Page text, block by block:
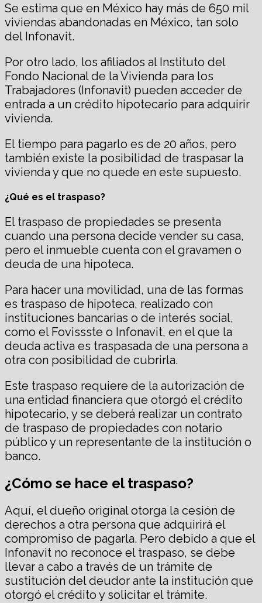
Se estima que en México hay más de 650 mil
viviendas abandonadas en México, tan solo
del Infonavit.
Por otro lado, los afiliados al Instituto del
Fondo Nacional de la Vivienda para los
Trabajadores (Infonavit) pueden acceder de
entrada a un crédito hipotecario para adquirir
vivienda.
El tiempo para pagarlo es de 20 años, pero
también existe la posibilidad de traspasar la
vivienda y que no quede en este supuesto.
¿Qué es el traspaso?
El traspaso de propiedades se presenta
cuando una persona decide vender su casa,
pero el inmueble cuenta con el gravamen o
deuda de una hipoteca.
Para hacer una movilidad, una de las formas
es traspaso de hipoteca, realizado con
instituciones bancarias o de interés social,
como el Fovissste o Infonavit, en el que la
deuda activa es traspasada de una persona a
otra con posibilidad de cubrirla.
Este traspaso requiere de la autorización de
una entidad financiera que otorgó el crédito
hipotecario, y se deberá realizar un contrato
de traspaso de propiedades con notario
público y un representante de la institución o
banco.
¿Cómo se hace el traspaso?
Aquí, el dueño original otorga la cesión de
derechos a otra persona que adquirirá el
compromiso de pagarla. Pero debido a que el
Infonavit no reconoce el traspaso, se debe
llevar a cabo a través de un trámite de
sustitución del deudor ante la institución que
otorgó el crédito y solicitar el trámite.